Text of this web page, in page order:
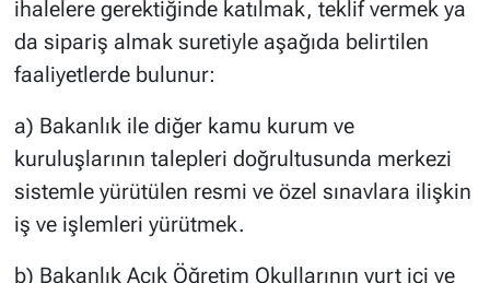
ihalelere gerektiğinde katılmak, teklif vermek ya
da sipariş almak suretiyle aşağıda belirtilen
faaliyetlerde bulunur:
a) Bakanlık ile diğer kamu kurum ve
kuruluşlarının talepleri doğrultusunda merkezi
sistemle yürütülen resmi ve özel sınavlara ilişkin
iş ve işlemleri yürütmek.
b) Bakanlık Açık Öğretim Okullarının yurt içi ve